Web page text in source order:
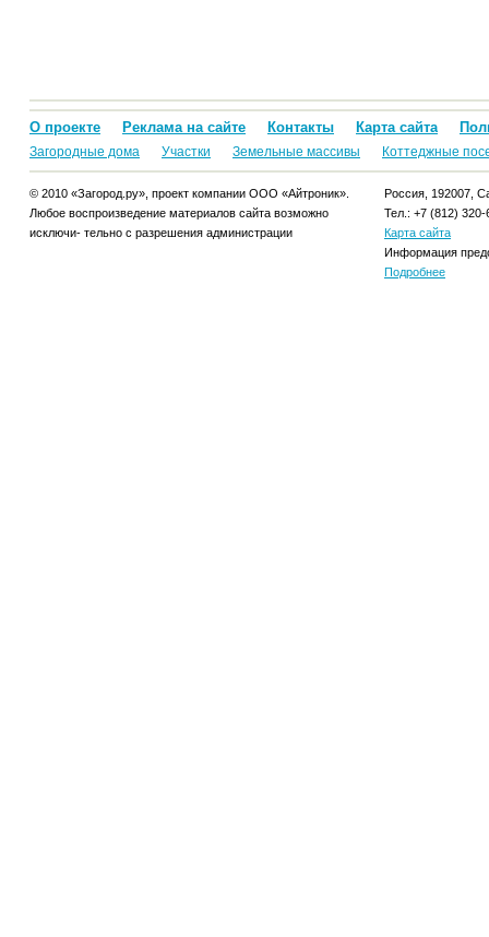
О проекте Реклама на сайте Контакты Карта сайта
Загородные дома Участки Земельные массивы Коттеджные
© 2010 «Загород.ру», проект компании ООО «Айтроник».
Любое воспроизведение материалов сайта возможно
исключи- тельно с разрешения администрации
Россия, 192007,
Тел.: +7 (812) 320-
Карта сайта
Информация
Подробнее